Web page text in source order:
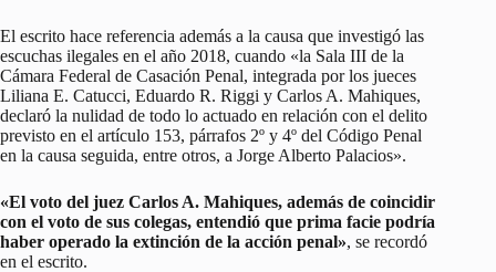
El escrito hace referencia además a la causa que investigó las
escuchas ilegales en el año 2018, cuando «la Sala III de la
Cámara Federal de Casación Penal, integrada por los jueces
Liliana E. Catucci, Eduardo R. Riggi y Carlos A. Mahiques,
declaró la nulidad de todo lo actuado en relación con el delito
previsto en el artículo 153, párrafos 2º y 4º del Código Penal
en la causa seguida, entre otros, a Jorge Alberto Palacios».
«El voto del juez Carlos A. Mahiques, además de coincidir
con el voto de sus colegas, entendió que prima facie podría
haber operado la extinción de la acción penal», se recordó
en el escrito.